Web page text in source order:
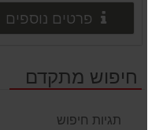
פרטים נוספים
חיפוש מתקדם
תגיות חיפוש